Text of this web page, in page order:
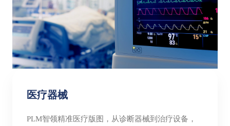
医疗器械
PLM智领精准医疗版图，从诊断器械到治疗设备，